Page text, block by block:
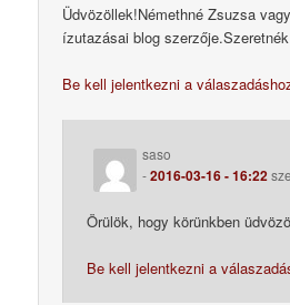
Üdvözöllek!Némethné Zsuzsa
ízutazásai blog
Be kell jelentkezni a
saso
-2016-03-16 - 16:22
Örülök, hogy körünkben
Be kell jelentkezni a